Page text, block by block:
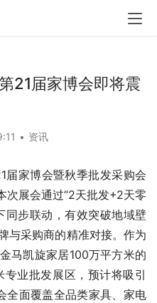
21届家博会即将震
• 资讯
家博会暨秋季批发采购会
展会通过“2天批发+2天零
同步联动，有效突破地域壁
与采购商的精准对接。作为
马凯旋家居100万平方米的
业批发展区，预计将吸引
全面覆盖全品类家具、家电